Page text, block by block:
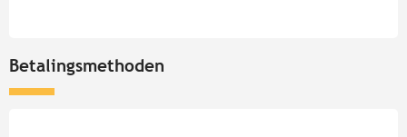
Betalingsmethoden